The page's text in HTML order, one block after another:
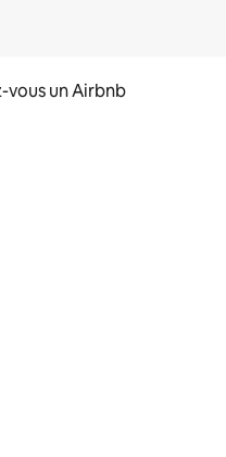
vous un Airbnb